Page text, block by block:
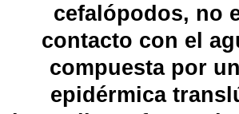
cefalópodos, no
contacto con el
compuesta por
epidérmica